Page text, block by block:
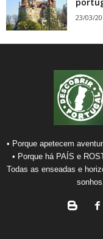
23/03/
• Porque apetecem
• Porque há PAÍS e
Todas as enseadas e